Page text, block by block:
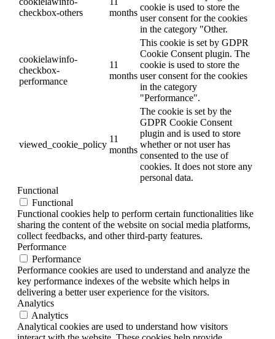
checkbox-others
months
cookie is used to store the
user consent for the cookies
in the category "Other.
cookielawinfo-
checkbox-
performance
11
months
This cookie is set by GDPR
Cookie Consent plugin. The
cookie is used to store the
user consent for the cookies
in the category
"Performance".
viewed_cookie_policy
11
months
The cookie is set by the
GDPR Cookie Consent
plugin and is used to store
whether or not user has
consented to the use of
cookies. It does not store any
personal data.
Functional
Functional
Functional cookies help to perform certain functionalities like
sharing the content of the website on social media platforms,
collect feedbacks, and other third-party features.
Performance
Performance
Performance cookies are used to understand and analyze the
key performance indexes of the website which helps in
delivering a better user experience for the visitors.
Analytics
Analytics
Analytical cookies are used to understand how visitors